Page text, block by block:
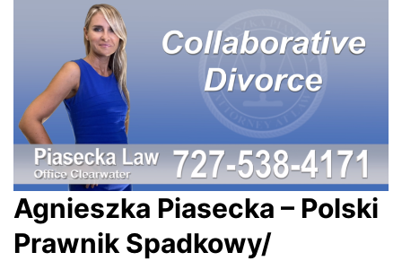
Agnieszka Piasecka – Polski
Prawnik Spadkowy/